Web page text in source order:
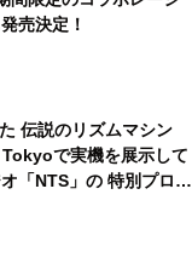
売決定！
伝説のリズムマシン
で実機を展示して
「NTS」の 特別プログ
ティストを フィーチ